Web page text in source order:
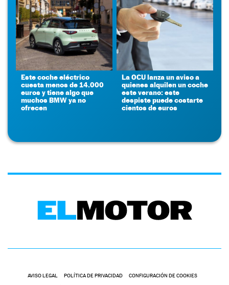
Este coche eléctrico
cuesta menos de 14.000
euros y tiene algo que
muchos BMW ya no
ofrecen
La OCU lanza un aviso a
quienes alquilen un coche
este verano: este
despiste puede costarte
cientos de euros
AVISO LEGAL POLÍTICA DE PRIVACIDAD CONFIGURACIÓN DE COOKIES